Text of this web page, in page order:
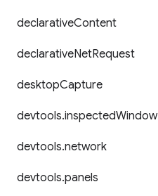
declarativeContent
declarativeNetRequest
desktopCapture
devtools.inspectedWindow
devtools.network
devtools.panels